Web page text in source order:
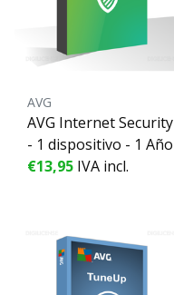
AVG
AVG Internet Security
- 1 dispositivo - 1 Año
€13,95 IVA incl.